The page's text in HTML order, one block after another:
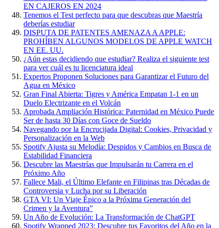
EN CAJEROS EN 2024
Tenemos el Test perfecto para que descubras que Maestría
deberías estudiar
DISPUTA DE PATENTES AMENAZA A APPLE:
PROHÍBEN ALGUNOS MODELOS DE APPLE WATCH
EN EE. UU.
¿Aún estas decidiendo que estudiar? Realiza el siguiente test
para ver cuál es tu licenciatura ideal
Expertos Proponen Soluciones para Garantizar el Futuro del
Agua en México
Gran Final Abierta: Tigres y América Empatan 1-1 en un
Duelo Electrizante en el Volcán
Aprobada Ampliación Histórica: Paternidad en México Puede
Ser de hasta 30 Días con Goce de Sueldo
Navegando por la Encrucijada Digital: Cookies, Privacidad y
Personalización en la Web
Spotify Ajusta su Melodía: Despidos y Cambios en Busca de
Estabilidad Financiera
Descubre las Maestrías que Impulsarán tu Carrera en el
Próximo Año
Fallece Mali, el Último Elefante en Filipinas tras Décadas de
Controversia y Lucha por su Liberación
GTA VI: Un Viaje Épico a la Próxima Generación del
Crimen y la Aventura”
Un Año de Evolución: La Transformación de ChatGPT
Spotify Wrapped 2023: Descubre tus Favoritos del Año en la